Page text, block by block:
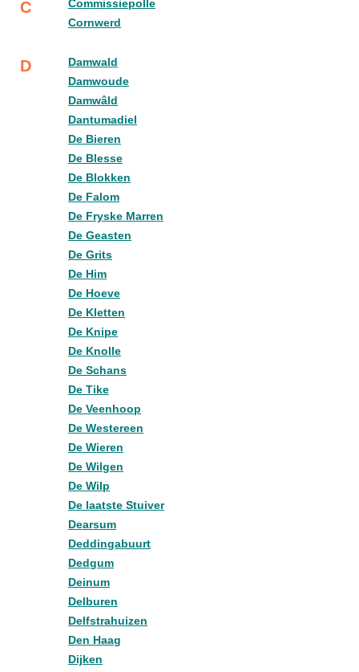
C
Commissiepolle
Cornwerd
D
Damwald
Damwoude
Damwâld
Dantumadiel
De Bieren
De Blesse
De Blokken
De Falom
De Fryske Marren
De Geasten
De Grits
De Him
De Hoeve
De Kletten
De Knipe
De Knolle
De Schans
De Tike
De Veenhoop
De Westereen
De Wieren
De Wilgen
De Wilp
De laatste Stuiver
Dearsum
Deddingabuurt
Dedgum
Deinum
Delburen
Delfstrahuizen
Den Haag
Dijken